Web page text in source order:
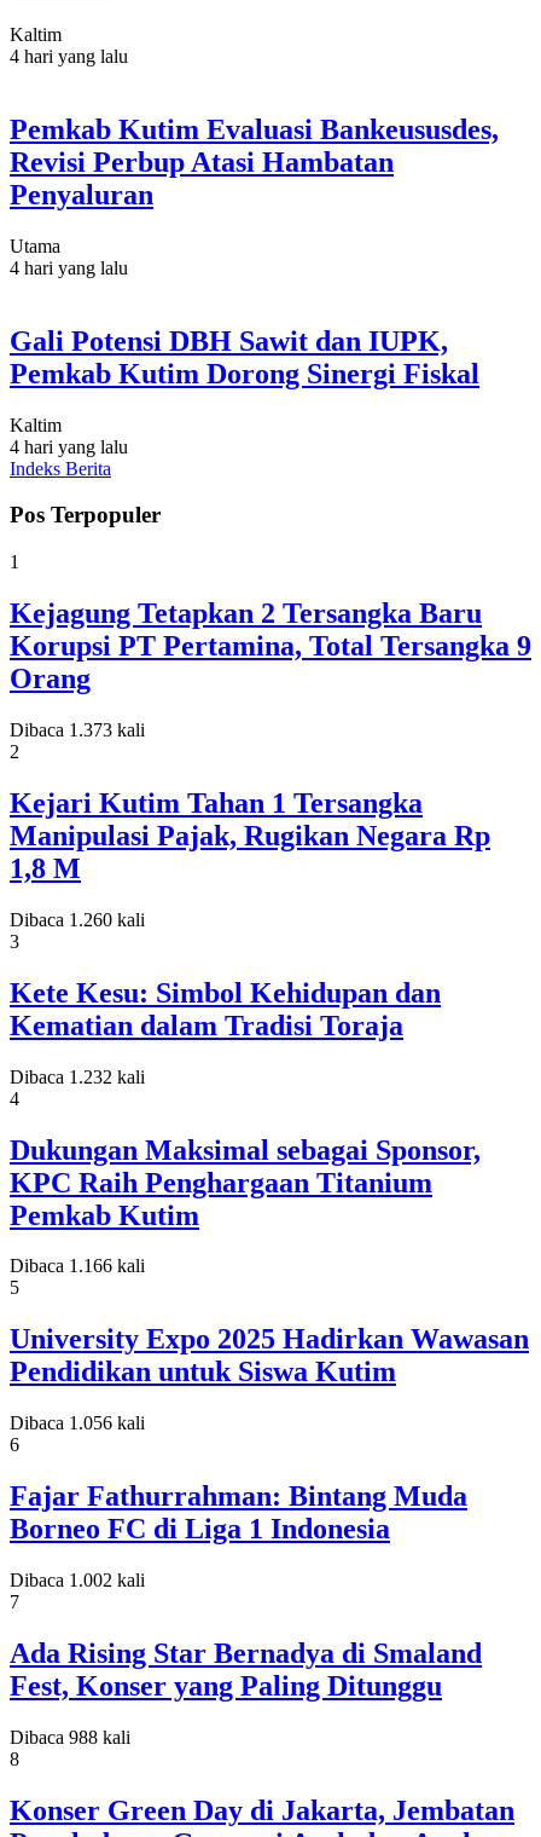
Kaltim
4 hari yang lalu
Pemkab Kutim Evaluasi Bankeususdes,
Revisi Perbup Atasi Hambatan
Penyaluran
Utama
4 hari yang lalu
Gali Potensi DBH Sawit dan IUPK,
Pemkab Kutim Dorong Sinergi Fiskal
Kaltim
4 hari yang lalu
Indeks Berita
Pos Terpopuler
1
Kejagung Tetapkan 2 Tersangka Baru
Korupsi PT Pertamina, Total Tersangka 9
Orang
Dibaca 1.373 kali
2
Kejari Kutim Tahan 1 Tersangka
Manipulasi Pajak, Rugikan Negara Rp
1,8 M
Dibaca 1.260 kali
3
Kete Kesu: Simbol Kehidupan dan
Kematian dalam Tradisi Toraja
Dibaca 1.232 kali
4
Dukungan Maksimal sebagai Sponsor,
KPC Raih Penghargaan Titanium
Pemkab Kutim
Dibaca 1.166 kali
5
University Expo 2025 Hadirkan Wawasan
Pendidikan untuk Siswa Kutim
Dibaca 1.056 kali
6
Fajar Fathurrahman: Bintang Muda
Borneo FC di Liga 1 Indonesia
Dibaca 1.002 kali
7
Ada Rising Star Bernadya di Smaland
Fest, Konser yang Paling Ditunggu
Dibaca 988 kali
8
Konser Green Day di Jakarta, Jembatan